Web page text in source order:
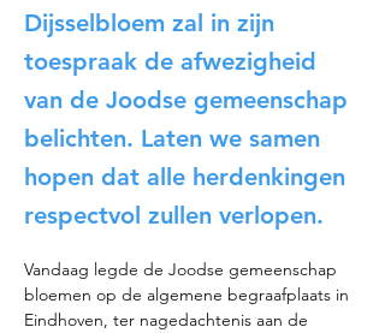
Dijsselbloem zal in zijn
toespraak de afwezigheid
van de Joodse gemeenschap
belichten. Laten we samen
hopen dat alle herdenkingen
respectvol zullen verlopen.
Vandaag legde de Joodse gemeenschap
bloemen op de algemene begraafplaats in
Eindhoven, ter nagedachtenis aan de